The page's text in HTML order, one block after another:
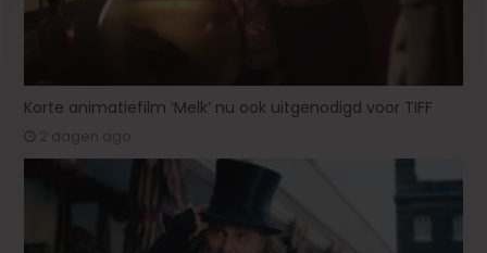
Korte animatiefilm ‘Melk’ nu ook uitgenodigd voor TIFF
2 dagen ago